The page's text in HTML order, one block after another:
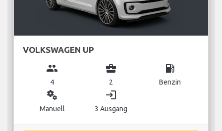
VOLKSWAGEN UP
group
4
business_center
2
local_gas_station
Benzin
miscellaneous_services
Manuell
login
3 Ausgang